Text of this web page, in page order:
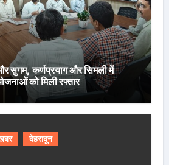
और सुगम, कर्णप्रयाग और सिमली में
को मिली रफ्तार
देहरादून